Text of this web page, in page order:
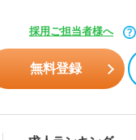
採用ご担当者様へ
無料登録